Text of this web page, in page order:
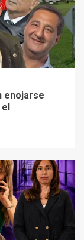
enojarse
el